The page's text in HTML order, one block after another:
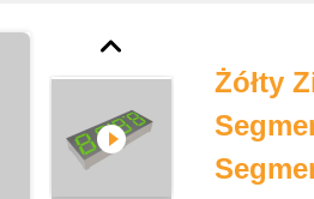
Żółty